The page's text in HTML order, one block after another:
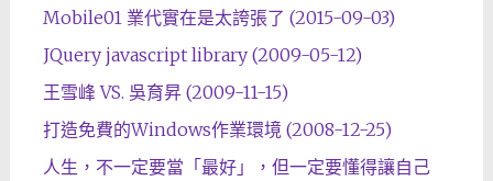
Mobile01 業代實在是太誇張了 (2015-09-03)
JQuery javascript library (2009-05-12)
王雪峰 VS. 吳育昇 (2009-11-15)
打造免費的Windows作業環境 (2008-12-25)
人生，不一定要當「最好」，但一定要懂得讓自己